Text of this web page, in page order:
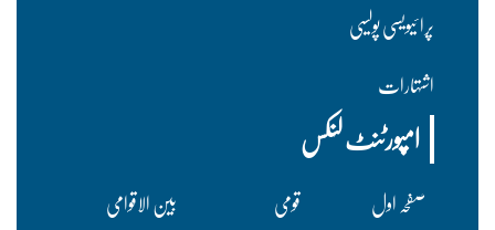
پرا ئیویسی پولسیی
اشتہارات
امپورٹنٹ لنکس
صفحہ اول قومی
بین الاقوامی